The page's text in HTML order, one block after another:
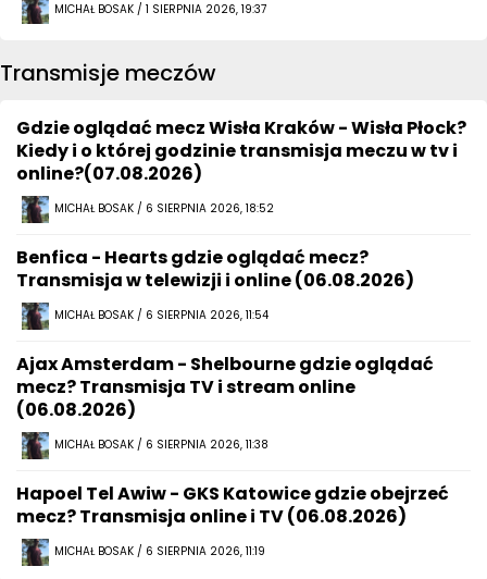
MICHAŁ BOSAK / 1 SIERPNIA 2026, 19:37
Transmisje meczów
Gdzie oglądać mecz Wisła Kraków - Wisła Płock?
Kiedy i o której godzinie transmisja meczu w tv i
online?(07.08.2026)
MICHAŁ BOSAK / 6 SIERPNIA 2026, 18:52
Benfica - Hearts gdzie oglądać mecz?
Transmisja w telewizji i online (06.08.2026)
MICHAŁ BOSAK / 6 SIERPNIA 2026, 11:54
Ajax Amsterdam - Shelbourne gdzie oglądać
mecz? Transmisja TV i stream online
(06.08.2026)
MICHAŁ BOSAK / 6 SIERPNIA 2026, 11:38
Hapoel Tel Awiw - GKS Katowice gdzie obejrzeć
mecz? Transmisja online i TV (06.08.2026)
MICHAŁ BOSAK / 6 SIERPNIA 2026, 11:19